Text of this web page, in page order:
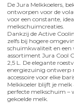
De Jura Melkkoelers,
ontworpen voor de
voor een constante,
melkschuimcreaties.
Dankzij de Active
zelfs bij hogere
schuimkwaliteit en een
assortiment Jura Cool
2,5 L. De elegante
energiezuinig ontwerp
accessoire voor elke
Melkkoeler blijft je
perfecte melkschuim –
gekoelde melk.